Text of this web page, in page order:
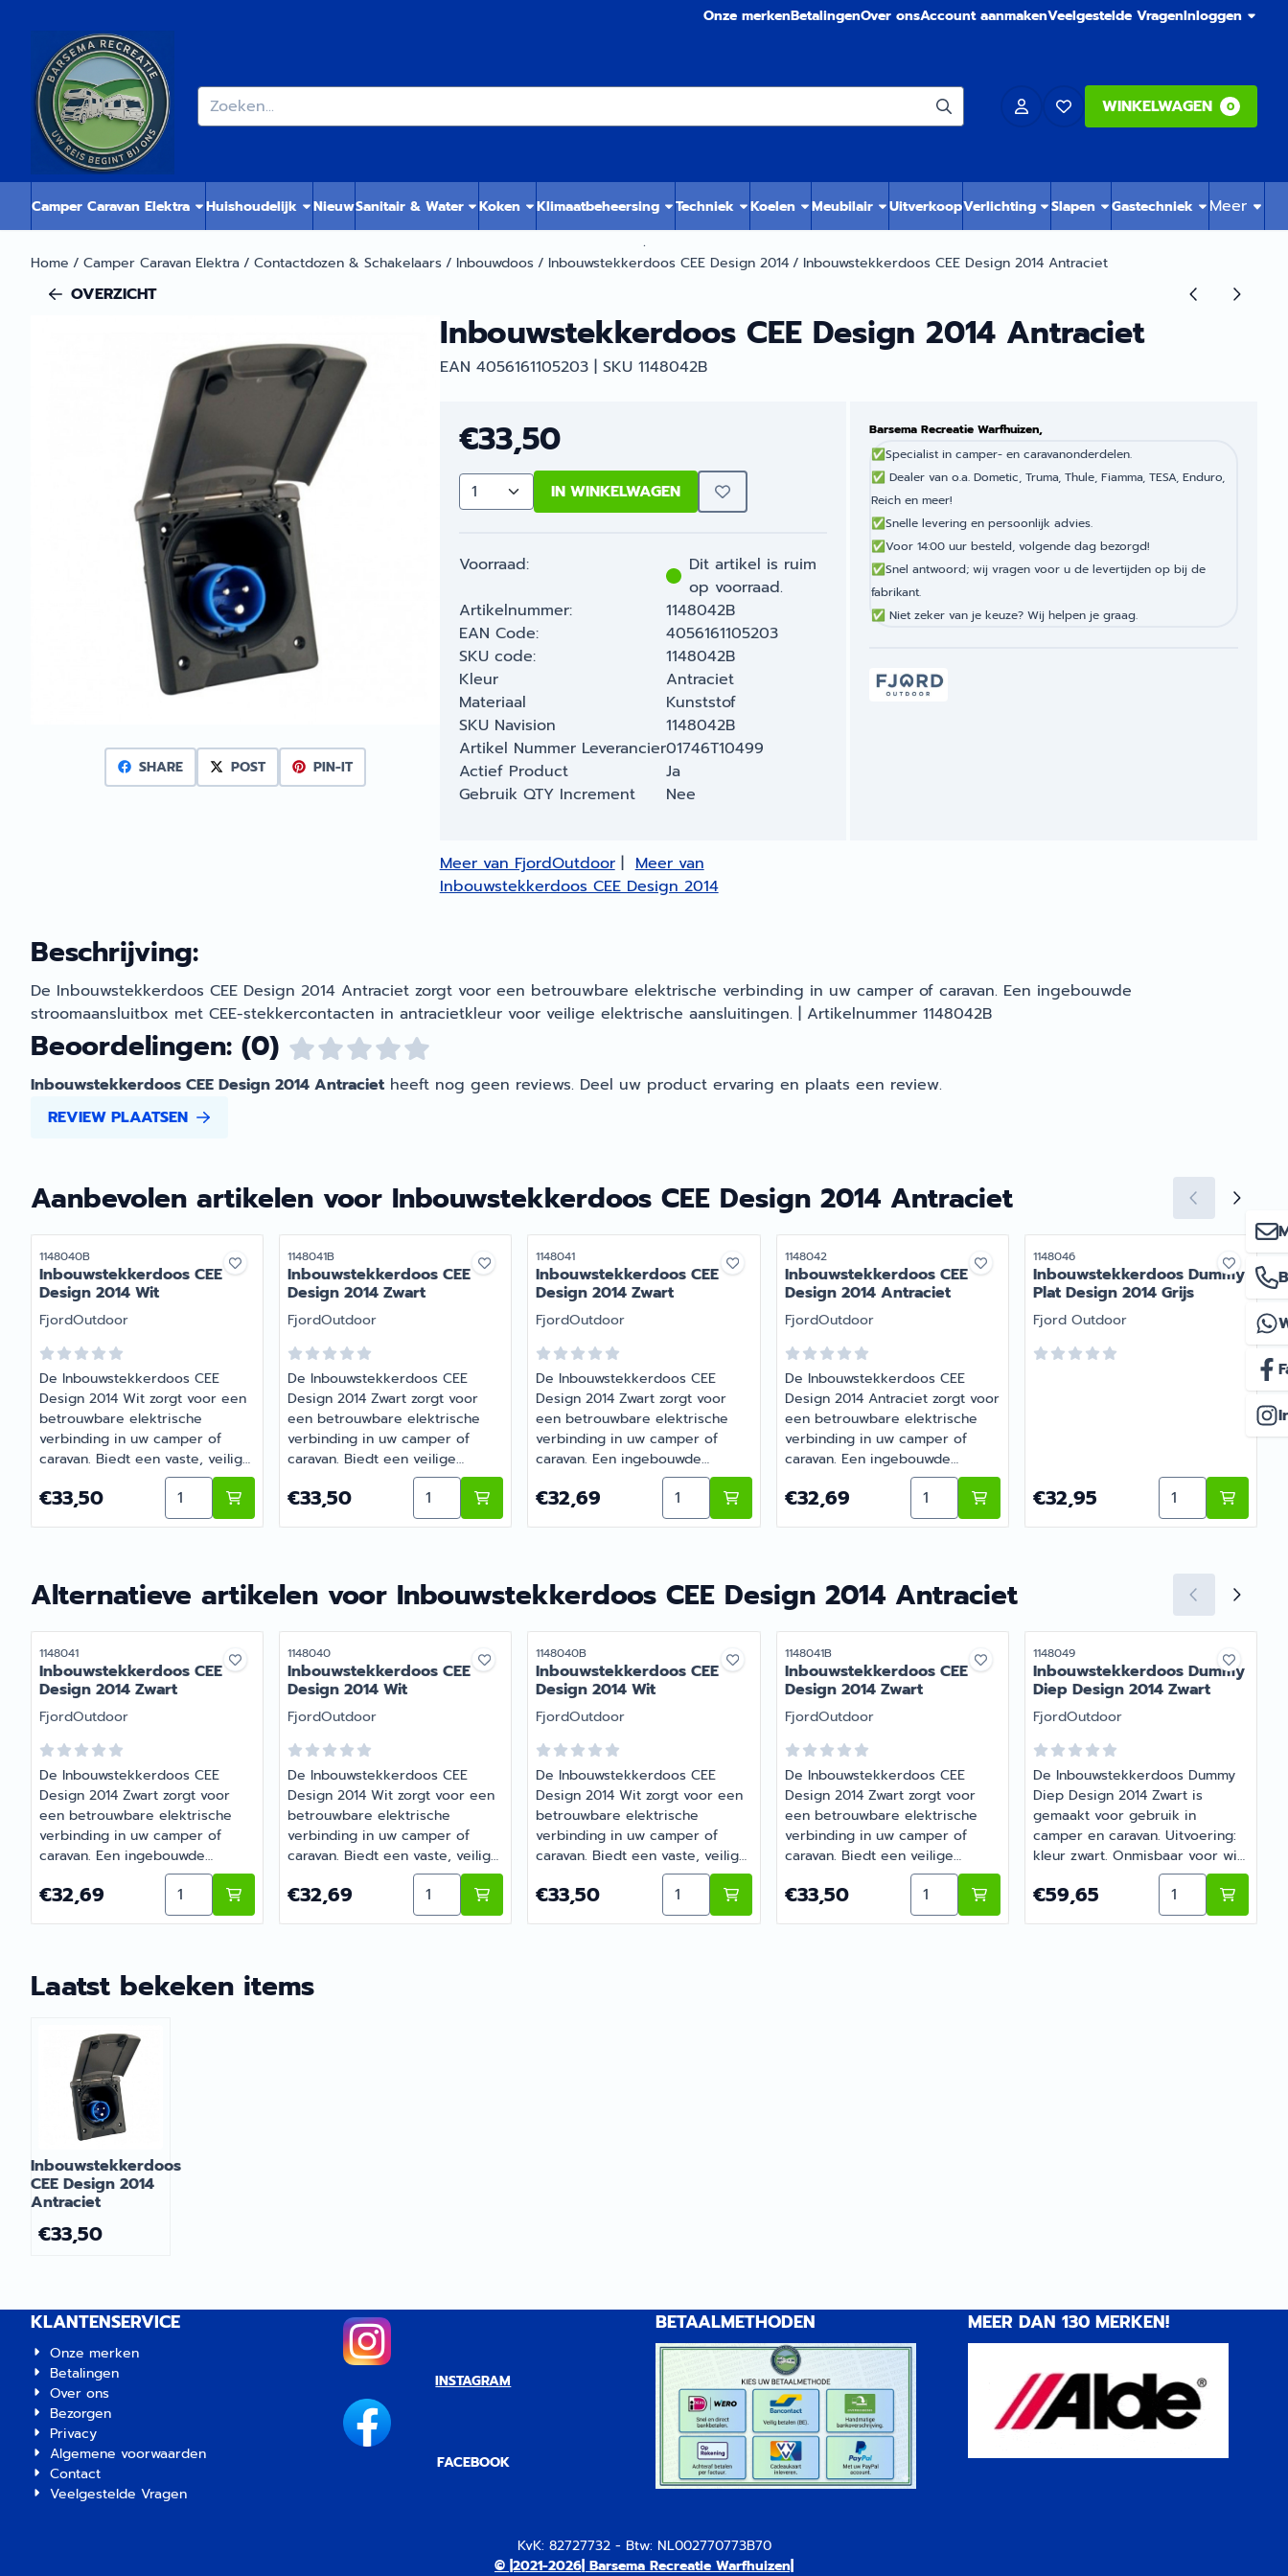
Onze merkenBetalingenOver onsAccount aanmakenVeelgestelde VragenInloggen
Zoeken WINKELWAGEN 0
Camper Caravan Elektra Huishoudelijk NieuwSanitair & Water Koken Klimaatbeheersing Techniek Koelen Meubilair UitverkoopVerlichting Slapen Gastechniek
Meer
.
Home / Camper Caravan Elektra/ Contactdozen & Schakelaars/ Inbouwdoos/ Inbouwstekkerdoos CEE Design 2014/ Inbouwstekkerdoos CEE Design 2014 Antraciet
OVERZICHT
SHARE POST PIN-IT
Inbouwstekkerdoos CEE Design 2014 Antraciet
EAN 4056161105203 | SKU 1148042B
€33,50
Aantal IN WINKELWAGEN
Voorraad:
Dit artikel is ruim
op voorraad.
Artikelnummer:
1148042B
EAN Code:
4056161105203
SKU code:
1148042B
Kleur
Antraciet
Materiaal
Kunststof
SKU Navision
1148042B
Artikel Nummer Leverancier01746T10499
Actief Product
Ja
Gebruik QTY Increment
Nee
Barsema Recreatie Warfhuizen,
✅Specialist in camper- en caravanonderdelen.
✅Dealer van o.a. Dometic, Truma, Thule, Fiamma, TESA, Enduro,
Reich en meer!
✅Snelle levering en persoonlijk advies.
✅Voor 14:00 uur besteld, volgende dag bezorgd!
✅Snel antwoord; wij vragen voor u de levertijden op bij de
fabrikant.
✅Niet zeker van je keuze? Wij helpen je graag.
Meer van FjordOutdoor|Meer van
Inbouwstekkerdoos CEE Design 2014
Beschrijving:
De Inbouwstekkerdoos CEE Design 2014 Antraciet zorgt voor een betrouwbare elektrische verbinding in uw camper of caravan. Een ingebouwde
stroomaansluitbox met CEE-stekkercontacten in antracietkleur voor veilige elektrische aansluitingen. | Artikelnummer 1148042B
Beoordelingen: (0)
Inbouwstekkerdoos CEE Design 2014 Antraciet heeft nog geen reviews. Deel uw product ervaring en plaats een review.
REVIEW PLAATSEN
Aanbevolen artikelen voor Inbouwstekkerdoos CEE Design 2014 Antraciet
Artikelnummer
1148040B
Inbouwstekkerdoos CEE
Design 2014 Wit
Merk:
FjordOutdoor
De Inbouwstekkerdoos CEE
Design 2014 Wit zorgt voor een
betrouwbare elektrische
verbinding in uw camper of
caravan. Biedt een vaste, veilige
stroomaansluiting voor
elektrische apparaten. |
Artikelnummer 1148040B
Prijs: 33,50
€33,50 Aantal kiezen voor Inbouwstekkerdoos CEE Design 2014 Wit
Artikelnummer
1148041B
Inbouwstekkerdoos CEE
Design 2014 Zwart
Merk:
FjordOutdoor
De Inbouwstekkerdoos CEE
Design 2014 Zwart zorgt voor
een betrouwbare elektrische
verbinding in uw camper of
caravan. Biedt een veilige
stroomaansluiting voor
apparaten via een vaste
Prijs: 33,50
€33,50 Aantal kiezen voor Inbouwstekkerdoos CEE Design 2014 Zwart
Artikelnummer
1148041
Inbouwstekkerdoos CEE
Design 2014 Zwart
Merk:
FjordOutdoor
De Inbouwstekkerdoos CEE
Design 2014 Zwart zorgt voor
een betrouwbare elektrische
verbinding in uw camper of
caravan. Een ingebouwde
stroomaansluitbox met CEE-
stekkercontacten voor veilige
elektrische aansluitingen. |
Prijs: 32,69
€32,69 Aantal kiezen voor Inbouwstekkerdoos CEE Design 2014 Zwart
Artikelnummer
1148042
Inbouwstekkerdoos CEE
Design 2014 Antraciet
Merk:
FjordOutdoor
De Inbouwstekkerdoos CEE
Design 2014 Antraciet zorgt voor
een betrouwbare elektrische
verbinding in uw camper of
caravan. Een ingebouwde
stroomaansluitbox met CEE-
stekkercontacten in
antracietkleur voor veilige
Prijs: 32,69
€32,69 Aantal kiezen voor Inbouwstekkerdoos CEE
Artikelnummer
1148046
Inbouwstekkerdoos Dummy
Plat Design 2014 Grijs
Merk:
Fjord Outdoor
Prijs: 32,95
€32,95 Aantal kiezen
Alternatieve artikelen voor Inbouwstekkerdoos CEE Design 2014 Antraciet
Artikelnummer
1148041
Inbouwstekkerdoos CEE
Design 2014 Zwart
Merk:
FjordOutdoor
De Inbouwstekkerdoos CEE
Design 2014 Zwart zorgt voor
een betrouwbare elektrische
verbinding in uw camper of
caravan. Een ingebouwde
stroomaansluitbox met CEE-
stekkercontacten voor veilige
elektrische aansluitingen. |
Prijs: 32,69
€32,69 Aantal kiezen voor Inbouwstekkerdoos CEE Design 2014 Zwart
Artikelnummer
1148040
Inbouwstekkerdoos CEE
Design 2014 Wit
Merk:
FjordOutdoor
De Inbouwstekkerdoos CEE
Design 2014 Wit zorgt voor een
betrouwbare elektrische
verbinding in uw camper of
caravan. Biedt een vaste, veilige
stroomaansluiting voor
elektrische apparaten. |
Artikelnummer 1148040
Prijs: 32,69
€32,69 Aantal kiezen voor Inbouwstekkerdoos CEE Design 2014 Wit
Artikelnummer
1148040B
Inbouwstekkerdoos CEE
Design 2014 Wit
Merk:
FjordOutdoor
De Inbouwstekkerdoos CEE
Design 2014 Wit zorgt voor een
betrouwbare elektrische
verbinding in uw camper of
caravan. Biedt een vaste, veilige
stroomaansluiting voor
elektrische apparaten. |
Artikelnummer 1148040B
Prijs: 33,50
€33,50 Aantal kiezen voor Inbouwstekkerdoos CEE Design 2014 Wit
Artikelnummer
1148041B
Inbouwstekkerdoos CEE
Design 2014 Zwart
Merk:
FjordOutdoor
De Inbouwstekkerdoos CEE
Design 2014 Zwart zorgt voor
een betrouwbare elektrische
verbinding in uw camper of
caravan. Biedt een veilige
stroomaansluiting voor
apparaten via een vaste
Prijs: 33,50
€33,50 Aantal kiezen voor Inbouwstekkerdoos CEE
Artikelnummer
1148049
Inbouwstekkerdoos Dummy
Diep Design 2014 Zwart
Merk:
FjordOutdoor
De Inbouwstekkerdoos Dummy
Diep Design 2014 Zwart is
gemaakt voor gebruik in
camper en caravan. Uitvoering:
kleur zwart. Onmisbaar voor wie
comfortabel op pad gaat met
de camper of caravan. Barsema
Recreatie levert camper-,
Prijs: 59,65
€59,65 Aantal kiezen
Laatst bekeken items
Inbouwstekkerdoos
CEE Design 2014
Antraciet
€33,50
KLANTENSERVICE
Onze merken
Betalingen
Over ons
Bezorgen
Privacy
Algemene voorwaarden
Contact
Veelgestelde Vragen
INSTAGRAM
FACEBOOK
BETAALMETHODEN MEER DAN 130 MERKEN!
KvK: 82727732 - Btw: NL002770773B70
© |2021-2026| Barsema Recreatie Warfhuizen|